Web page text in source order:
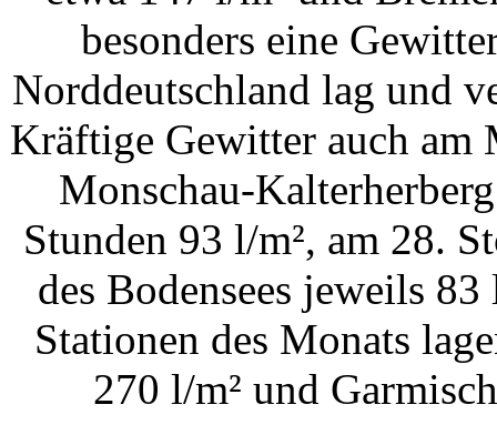
besonders eine
Norddeutschland lag und
Kräftige Gewitter auch am
Monschau-
Stunden 93 l/m², am 28.
des Bodensees jeweils
Stationen des Monats
270 l/m² und